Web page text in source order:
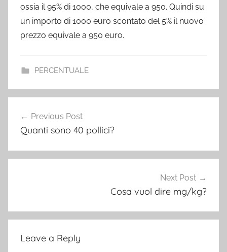
ossia il 95% di 1000, che equivale a 950. Quindi su
un importo di 1000 euro scontato del 5% il nuovo
prezzo equivale a 950 euro.
PERCENTUALE
navigation
Previous Post
Quanti sono 40 pollici?
Next Post
Cosa vuol dire mg/kg?
Leave a Reply